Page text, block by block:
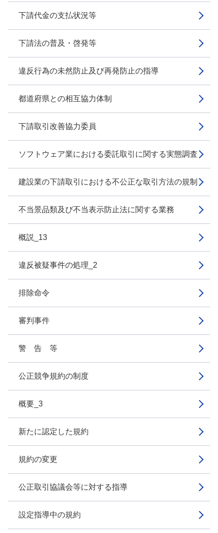
下請代金の支払状況等
下請法の普及・啓発等
違反行為の未然防止及び再発防止の指導
都道府県との相互協力体制
下請取引改善協力委員
ソフトウェア業における委託取引に関する実態調査
建設業の下請取引における不公正な取引方法の規制
不当景品類及び不当表示防止法に関する業務
概説_13
違反被疑事件の処理_2
排除命令
審判事件
警 告 等
公正競争規約の制度
概要_3
新たに認定した規約
規約の変更
公正取引協議会等に対する指導
設定指導中の規約